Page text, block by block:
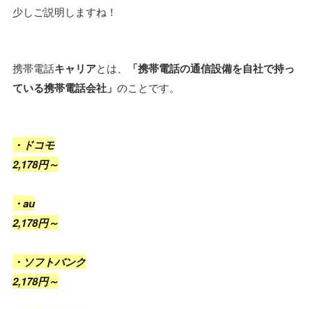
少しご説明しますね！
携帯電話キャリアとは、
「携帯電話の通信設備を自社で持っ
ている携帯電話会社」 のことです。
・ドコモ
2,178円～
・au
2,178円～
・ソフトバンク
2,178円～